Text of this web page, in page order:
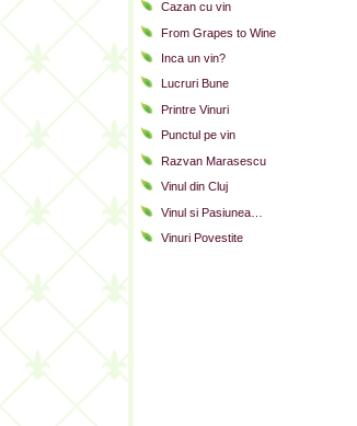
Cazan cu vin
From Grapes to Wine
Inca un vin?
Lucruri Bune
Printre Vinuri
Punctul pe vin
Razvan Marasescu
Vinul din Cluj
Vinul si Pasiunea…
Vinuri Povestite